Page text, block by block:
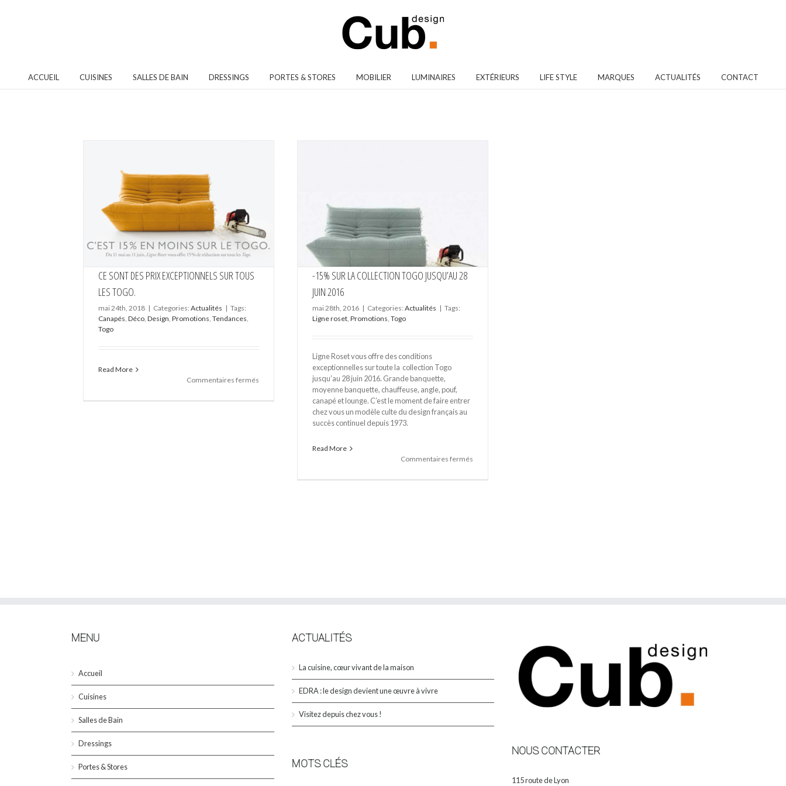
ACCUEIL CUISINES SALLES DE BAIN DRESSINGS PORTES & STORES MOBILIER LUMINAIRES EXTÉRIEURS LIFE STYLE MARQUES ACTUALITÉS CONTACT
CE SONT DES PRIX EXCEPTIONNELS SUR TOUS
LES TOGO.
mai 24th, 2018 | Categories: Actualités | Tags:
Canapés, Déco, Design, Promotions, Tendances,
Togo
Read More
Commentaires ferméssur
-15% SUR LA COLLECTION TOGO JUSQU’AU 28
JUIN 2016
mai 28th, 2016 | Categories: Actualités | Tags:
Ligne roset, Promotions, Togo
Ligne Roset vous offre des conditions
exceptionnelles sur toute la collection Togo
jusqu’au 28 juin 2016. Grande banquette,
moyenne banquette, chauffeuse, angle, pouf,
canapé et lounge. C’est le moment de faire entrer
chez vous un modèle culte du design français au
succès continuel depuis 1973.
Read More
Commentaires ferméssur
MENU
Accueil
Cuisines
Salles de Bain
Dressings
Portes & Stores
ACTUALITÉS
La cuisine, cœur vivant de la maison
EDRA : le design devient une œuvre à vivre
Visitez depuis chez vous !
MOTS CLÉS
NOUS CONTACTER
115 route de Lyon